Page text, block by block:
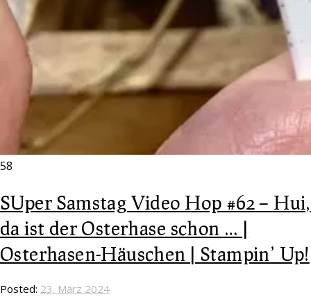
58
SUper Samstag Video Hop #62 – Hui,
da ist der Osterhase schon … |
Osterhasen-Häuschen | Stampin’ Up!
Posted: 23. März 2024